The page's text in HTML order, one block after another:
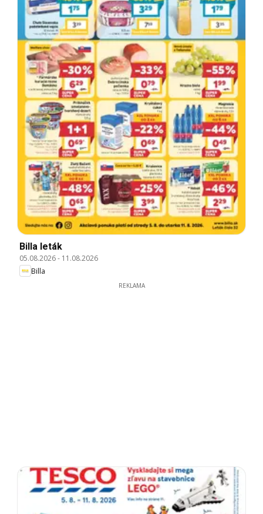
Billa leták
05.08.2026- 11.08.2026
Billa
REKLAMA